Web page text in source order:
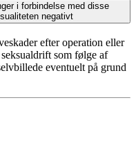
i forbindelse med disse
negativt
efter operation eller
som følge af
eventuelt på grund